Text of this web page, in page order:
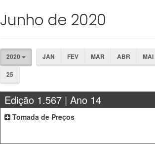
Junho de 2020
2020 JAN FEV MAR ABR MAI
25
Edição 1.567 | Ano 14
Tomada de Preços